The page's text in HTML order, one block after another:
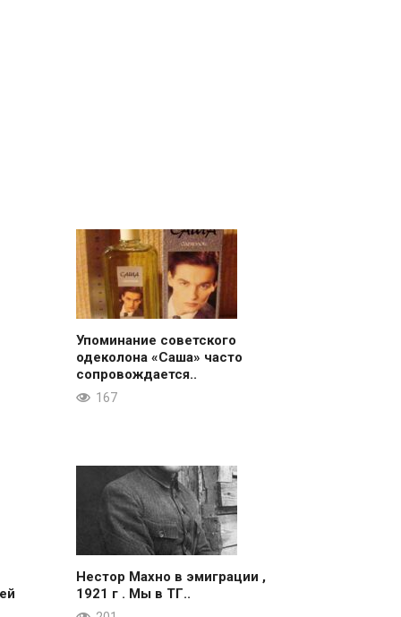
Упоминание советского
одеколона «Саша» часто
сопровождается..
167
Нестор Махно в эмиграции ,
1921 г . Мы в ТГ..